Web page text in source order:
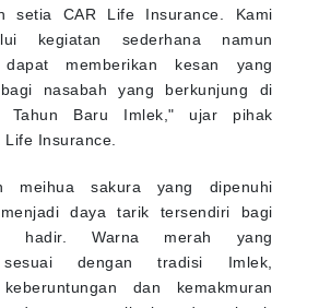
setia CAR Life Insurance. Kami
kegiatan sederhana namun
memberikan kesan yang
bagi nasabah yang berkunjung di
Tahun Baru Imlek," ujar pihak
Life Insurance.
meihua sakura yang dipenuhi
daya tarik tersendiri bagi
hadir. Warna merah yang
sesuai dengan tradisi Imlek,
keberuntungan dan kemakmuran